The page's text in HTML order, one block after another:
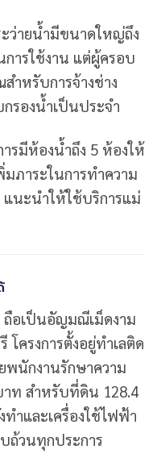
ว่ายน้ำมีขนาดใหญ่ถึง
ารใช้งาน แต่ผู้ครอบ
ำหรับการจ้างช่าง
รองน้ำเป็นประจำ
รมีห้องน้ำถึง 5 ห้องให้
ภาระในการทำความ
นะนำให้ใช้บริการแม่
อเป็นอัญมณีเม็ดงาม
ครงการตั้งอยู่ทำเลติด
นักงานรักษาความ
าท สำหรับที่ดิน 128.4
ทำและเครื่องใช้ไฟฟ้า
ถ้วนทุกประการ